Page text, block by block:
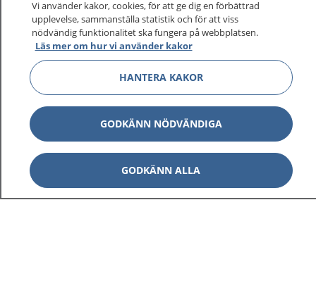
Vi använder kakor, cookies, för att ge dig en förbättrad
upplevelse, sammanställa statistik och för att viss
nödvändig funktionalitet ska fungera på webbplatsen.
Läs mer om hur vi använder kakor
HANTERA KAKOR
GODKÄNN NÖDVÄNDIGA
GODKÄNN ALLA